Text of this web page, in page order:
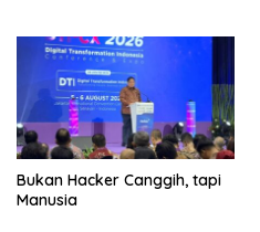
Bukan Hacker Canggih, tapi
Manusia